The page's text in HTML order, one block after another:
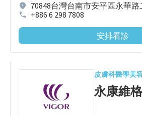
70848台灣台南市安平區永華路
+886 6 298 7808
安排看診
皮膚科醫學美
永康維